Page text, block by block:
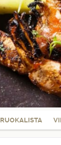
RUOKALISTA